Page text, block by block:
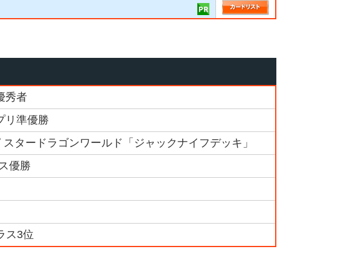
秀者
リ準優勝
タードラゴンワールド「ジャックナイフデッキ」
優勝
ス3位